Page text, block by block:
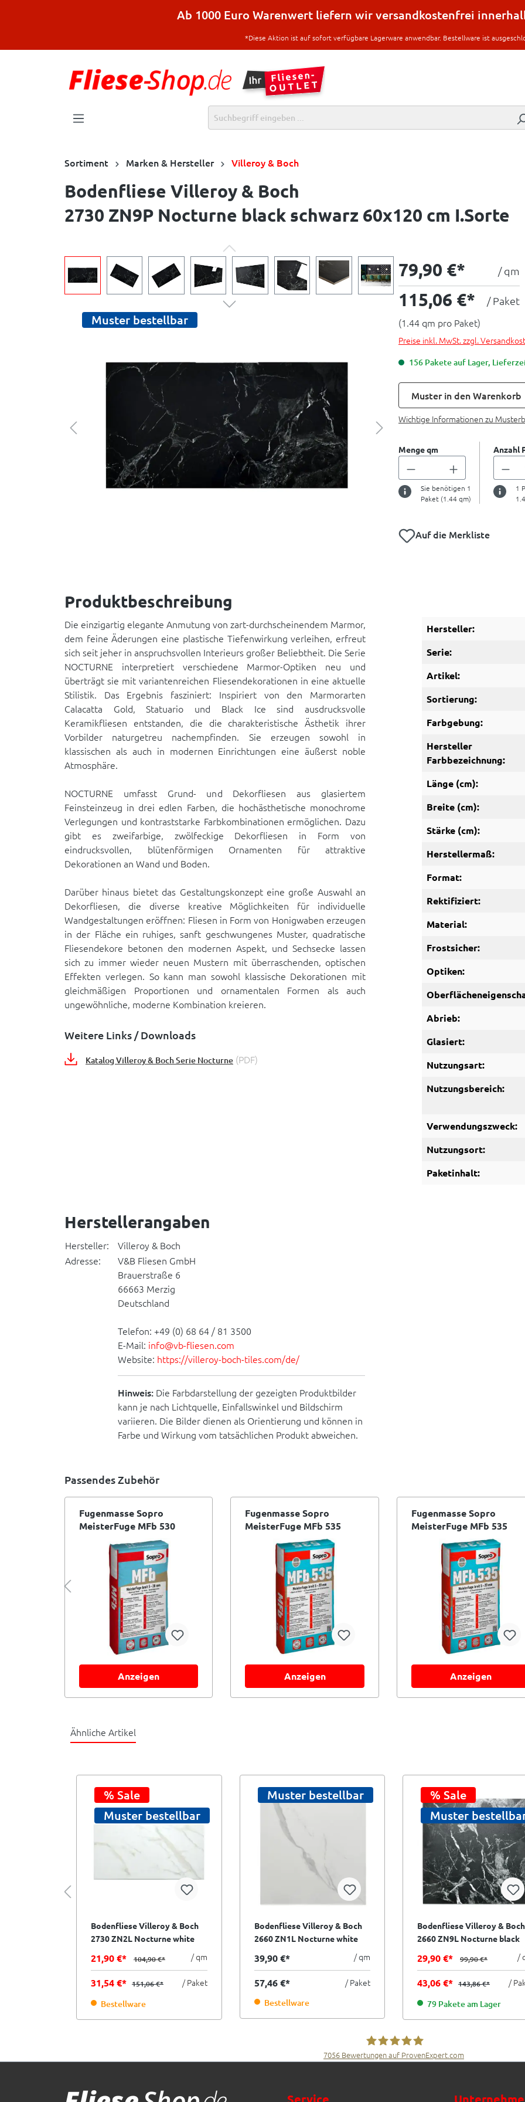
Ab 1000 Euro Warenwert liefern wir versandkostenfrei
*Diese Aktion ist auf sofort verfügbare Lagerware anwendbar. Bestellware ist
Sortiment Marken & Hersteller Villeroy & Boch
Bodenfliese Villeroy & Boch
2730 ZN9P Nocturne black schwarz 60x120 cm I.Sorte
Muster bestellbar
79,90 €* / qm
115,06 €* / Paket
(1.44 qm pro Paket)
Preise inkl. MwSt. zzgl.
156 Pakete auf Lager,
Muster in den Warenkorb
Wichtige Informationen zu
Menge qm
Sie benötigen 1
Paket (1.44qm)
Anzahl
1
Auf die Merkliste
Produktbeschreibung
Die einzigartig elegante Anmutung von zart-durchscheinendem Marmor,
dem feine Äderungen eine plastische Tiefenwirkung verleihen, erfreut
sich seit jeher in anspruchsvollen Interieurs großer Beliebtheit. Die Serie
NOCTURNE interpretiert verschiedene Marmor-Optiken neu und
überträgt sie mit variantenreichen Fliesendekorationen in eine aktuelle
Stilistik. Das Ergebnis fasziniert: Inspiriert von den Marmorarten
Calacatta Gold, Statuario und Black Ice sind ausdrucksvolle
Keramikfliesen entstanden, die die charakteristische Ästhetik ihrer
Vorbilder naturgetreu nachempfinden. Sie erzeugen sowohl in
klassischen als auch in modernen Einrichtungen eine äußerst noble
Atmosphäre.
NOCTURNE umfasst Grund- und Dekorfliesen aus glasiertem
Feinsteinzeug in drei edlen Farben, die hochästhetische monochrome
Verlegungen und kontraststarke Farbkombinationen ermöglichen. Dazu
gibt es zweifarbige, zwölfeckige Dekorfliesen in Form von
eindrucksvollen, blütenförmigen Ornamenten für attraktive
Dekorationen an Wand und Boden.
Darüber hinaus bietet das Gestaltungskonzept eine große Auswahl an
Dekorfliesen, die diverse kreative Möglichkeiten für individuelle
Wandgestaltungen eröffnen: Fliesen in Form von Honigwaben erzeugen
in der Fläche ein ruhiges, sanft geschwungenes Muster, quadratische
Fliesendekore betonen den modernen Aspekt, und Sechsecke lassen
sich zu immer wieder neuen Mustern mit überraschenden, optischen
Effekten verlegen. So kann man sowohl klassische Dekorationen mit
gleichmäßigen Proportionen und ornamentalen Formen als auch
ungewöhnliche, moderne Kombination kreieren.
Weitere Links / Downloads
Katalog Villeroy & Boch Serie Nocturne (PDF)
Hersteller:
Serie:
Artikel:
Sortierung:
Farbgebung:
Hersteller
Farbbezeichnung:
Länge (cm):
Breite (cm):
Stärke (cm):
Herstellermaß:
Format:
Rektifiziert:
Material:
Frostsicher:
Optiken:
Abrieb:
Glasiert:
Nutzungsart:
Nutzungsbereich:
Verwendungszweck:
Nutzungsort:
Paketinhalt:
Herstellerangaben
Hersteller:
Villeroy & Boch
Adresse:
V&B Fliesen GmbH
Brauerstraße 6
66663 Merzig
Deutschland
Telefon: +49 (0) 68 64 / 81 3500
E-Mail: info@vb-fliesen.com
Website: https://villeroy-boch-tiles.com/de/
Hinweis: Die Farbdarstellung der gezeigten Produktbilder
kann je nach Lichtquelle, Einfallswinkel und Bildschirm
variieren. Die Bilder dienen als Orientierung und können in
Farbe und Wirkung vom tatsächlichen Produkt abweichen.
Passendes Zubehör
Fugenmasse Sopro
MeisterFuge MFb 530
breit 5-20 mm Betongrau
14 - 25 Kg
Anzeigen
Fugenmasse Sopro
MeisterFuge MFb 535
breit 5-20 mm grau 15 - 5
Anzeigen
Fugenmasse Sopro
MeisterFuge MFb 535
breit 5-20 mm grau 15 - 25
Anzeigen
Ähnliche Artikel
% Sale
Muster bestellbar
Bodenfliese Villeroy & Boch
2730 ZN2L Nocturne white
gold beige weiß 60x120 cm
I.Sorte
21,90 €* 104,90 €* / qm
31,54 €* 151,06 €* / Paket
Bestellware
Muster bestellbar
Bodenfliese Villeroy & Boch
2660 ZN1L Nocturne white
39,90 €* / qm
57,46 €* / Paket
Bestellware
% Sale
Muster
Bodenfliese Villeroy & Boch
2660 ZN9L Nocturne black
29,90 €* 99,90 €* /
43,06 €* 143,86 €* /
79 Pakete am Lager
7056 Bewertungen auf ProvenExpert.com
Service